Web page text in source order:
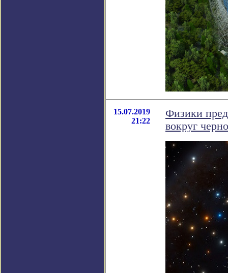
15.07.2019
21:22
Физики
вокруг